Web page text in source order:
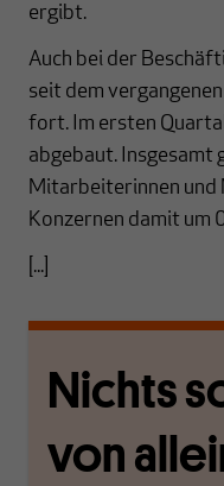
ergibt.
Auch bei der
seit dem
fort. Im ersten
abgebaut. Insgesamt
Mitarbeiterinnen und
Konzernen damit um
[...]
Nichts
von